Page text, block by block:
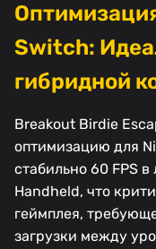
Switch:
гибридной
Breakout Birdie
оптимизацию для
стабильно 60 FPS
Handheld, что
геймплея,
загрузки между